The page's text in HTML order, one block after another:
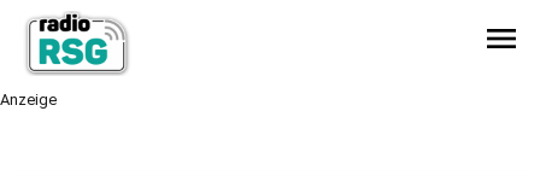
menu
Anzeige